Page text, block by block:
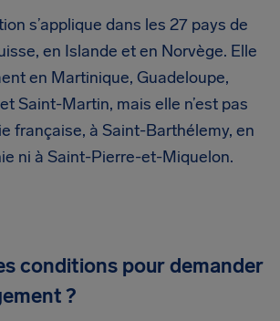
s’applique dans les 27 pays de
en Islande et en Norvège. Elle
en Martinique, Guadeloupe,
Saint-Martin, mais elle n’est pas
française, à Saint-Barthélemy, en
ni à Saint-Pierre-et-Miquelon.
conditions pour demander
?